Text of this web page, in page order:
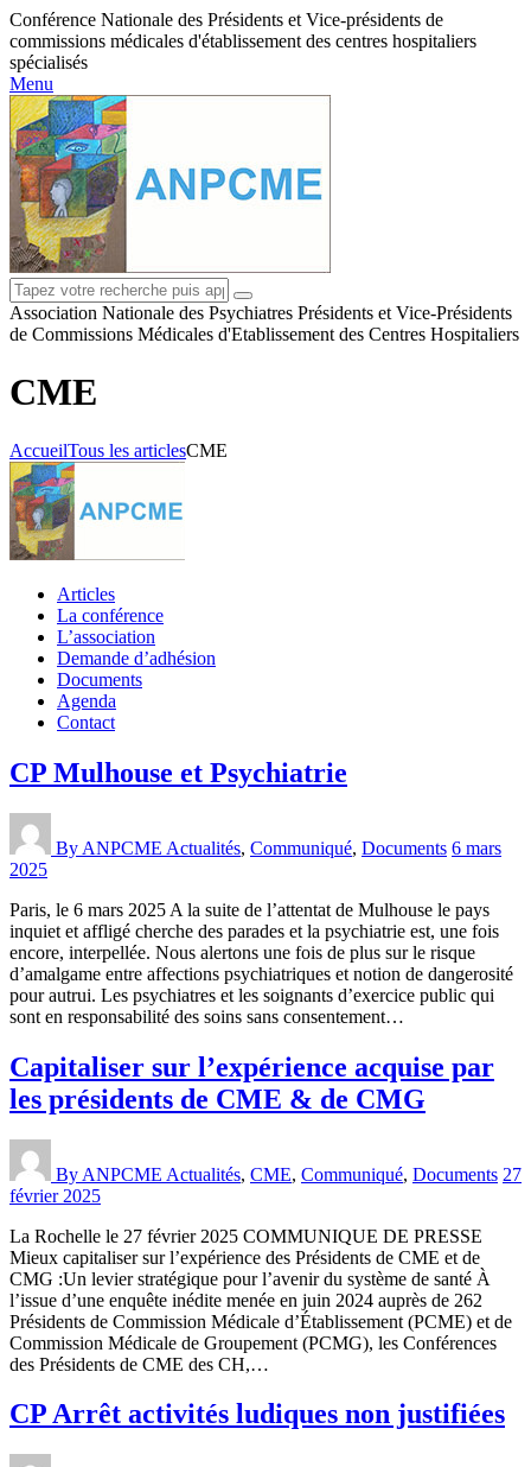
Conférence Nationale des Présidents et Vice-présidents de
commissions médicales d'établissement des centres hospitaliers
spécialisés
Menu
Association Nationale des Psychiatres Présidents et Vice-Présidents
de Commissions Médicales d'Etablissement des Centres Hospitaliers
CME
AccueilTous les articlesCME
Articles
La conférence
L’association
Demande d’adhésion
Documents
Agenda
Contact
CP Mulhouse et Psychiatrie
By ANPCME Actualités, Communiqué, Documents 6 mars
2025
Paris, le 6 mars 2025 A la suite de l’attentat de Mulhouse le pays
inquiet et affligé cherche des parades et la psychiatrie est, une fois
encore, interpellée. Nous alertons une fois de plus sur le risque
d’amalgame entre affections psychiatriques et notion de dangerosité
pour autrui. Les psychiatres et les soignants d’exercice public qui
sont en responsabilité des soins sans consentement…
Capitaliser sur l’expérience acquise par
les présidents de CME & de CMG
By ANPCME Actualités, CME, Communiqué, Documents 27
février 2025
La Rochelle le 27 février 2025 COMMUNIQUE DE PRESSE
Mieux capitaliser sur l’expérience des Présidents de CME et de
CMG :Un levier stratégique pour l’avenir du système de santé À
l’issue d’une enquête inédite menée en juin 2024 auprès de 262
Présidents de Commission Médicale d’Établissement (PCME) et de
Commission Médicale de Groupement (PCMG), les Conférences
des Présidents de CME des CH,…
CP Arrêt activités ludiques non justifiées